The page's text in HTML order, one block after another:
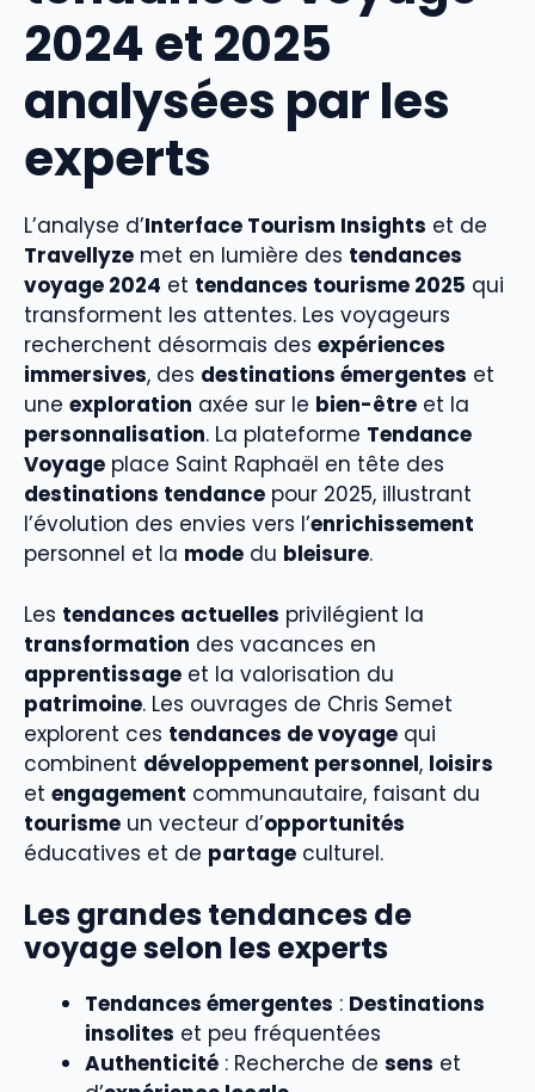
2024 et 2025
analysées par les
experts
L’analyse d’Interface Tourism Insights et de
Travellyze met en lumière des tendances
voyage 2024 et tendances tourisme 2025 qui
transforment les attentes. Les voyageurs
recherchent désormais des expériences
immersives, des destinations émergentes et
une exploration axée sur le bien-être et la
personnalisation. La plateforme Tendance
Voyage place Saint Raphaël en tête des
destinations tendance pour 2025, illustrant
l’évolution des envies vers l’enrichissement
personnel et la mode du bleisure.
Les tendances actuelles privilégient la
transformation des vacances en
apprentissage et la valorisation du
patrimoine. Les ouvrages de Chris Semet
explorent ces tendances de voyage qui
combinent développement personnel, loisirs
et engagement communautaire, faisant du
tourisme un vecteur d’opportunités
éducatives et de partage culturel.
Les grandes tendances de
voyage selon les experts
Tendances émergentes : Destinations
insolites et peu fréquentées
Authenticité : Recherche de sens et